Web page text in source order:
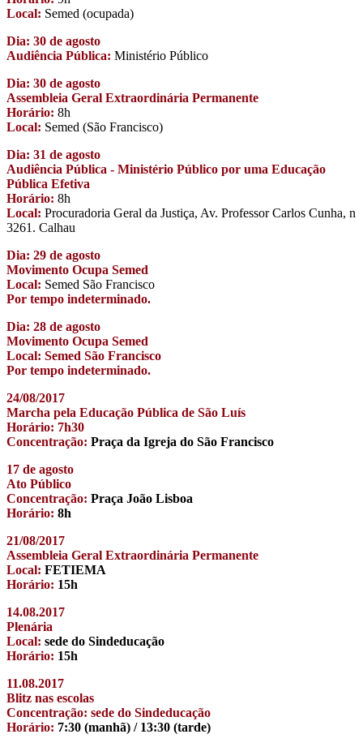
Local: Semed (ocupada)
Dia: 30 de agosto
Audiência Pública: Ministério Público
Dia: 30 de agosto
Assembleia Geral Extraordinária Permanente
Horário: 8h
Local: Semed (São Francisco)
Dia: 31 de agosto
Audiência Pública - Ministério Público por uma Educação
Pública Efetiva
Horário: 8h
Local: Procuradoria Geral da Justiça, Av. Professor Carlos Cunha, n
3261. Calhau
Dia: 29 de agosto
Movimento Ocupa Semed
Local: Semed São Francisco
Por tempo indeterminado.
Dia: 28 de agosto
Movimento Ocupa Semed
Local: Semed São Francisco
Por tempo indeterminado.
24/08/2017
Marcha pela Educação Pública de São Luís
Horário: 7h30
Concentração: Praça da Igreja do São Francisco
17 de agosto
Ato Público
Concentração: Praça João Lisboa
Horário: 8h
21/08/2017
Assembleia Geral Extraordinária Permanente
Local: FETIEMA
Horário: 15h
14.08.2017
Plenária
Local: sede do Sindeducação
Horário: 15h
11.08.2017
Blitz nas escolas
Concentração: sede do Sindeducação
Horário: 7:30 (manhã) / 13:30 (tarde)